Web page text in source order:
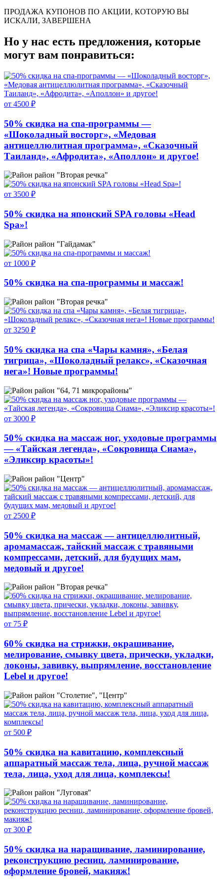
ПРОДАЖА КУПОНОВ ПО АКЦИИ, КОТОРУЮ ВЫ
ИСКАЛИ, ЗАВЕРШЕНА
Но у нас есть предложения, которые
могут вам понравиться:
от 4500 ₽
50% скидка на спа-программы —
«Шоколадный восторг», «Медовая
антицеллюлитная программа», «Сказочный
Таиланд», «Афродита», «Аполлон» и другое!
район "Вторая речка"
от 3500 ₽
50% скидка на японский SPA головы «Head
Spa»!
район "Гайдамак"
от 1000 ₽
50% скидка на спа-программы и массаж!
район "Вторая речка"
от 3250 ₽
50% скидка на спа «Чары камня», «Белая
тигрица», «Шоколадный релакс», «Сказочная
нега»! Новые программы!
район "64, 71 микрорайоны"
от 3000 ₽
50% скидка на массаж ног, уходовые программы
— «Тайская легенда», «Сокровища Сиама»,
«Эликсир красоты»!
район "Центр"
от 2500 ₽
50% скидка на массаж — антицеллюлитный,
аромамассаж, тайский массаж с травяными
компрессами, детский, для будущих мам,
медовый и другое!
район "Вторая речка"
от 75 ₽
60% скидка на стрижки, окрашивание,
мелирование, смывку цвета, прически, укладки,
локоны, завивку, выпрямление, восстановление
Lebel и другое!
район "Столетие", "Центр"
от 500 ₽
50% скидка на кавитацию, комплексный
аппаратный массаж тела, лица, ручной массаж
тела, лица, уход для лица, комплексы!
район "Луговая"
от 300 ₽
50% скидка на наращивание, ламинирование,
реконструкцию ресниц, ламинирование,
оформление бровей, макияж!